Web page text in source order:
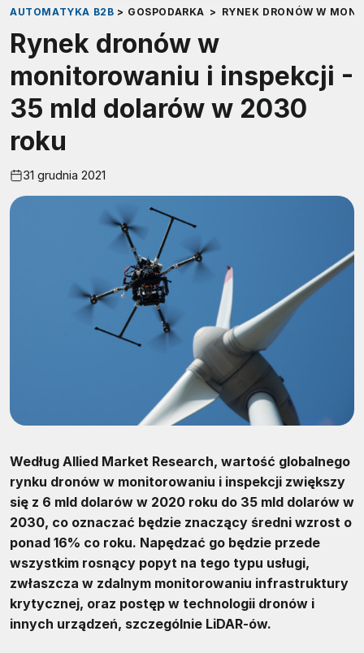
AUTOMATYKA B2B > GOSPODARKA > RYNEK DRONÓW W
Rynek dronów w
monitorowaniu i inspekcji -
35 mld dolarów w 2030
roku
31 grudnia 2021
Według Allied Market Research, wartość globalnego
rynku dronów w monitorowaniu i inspekcji zwiększy
się z 6 mld dolarów w 2020 roku do 35 mld dolarów w
2030, co oznaczać będzie znaczący średni wzrost o
ponad 16% co roku. Napędzać go będzie przede
wszystkim rosnący popyt na tego typu usługi,
zwłaszcza w zdalnym monitorowaniu infrastruktury
krytycznej, oraz postęp w technologii dronów i
innych urządzeń, szczególnie LiDAR-ów.